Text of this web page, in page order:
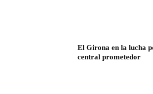
El Girona en la lucha
central prometedor